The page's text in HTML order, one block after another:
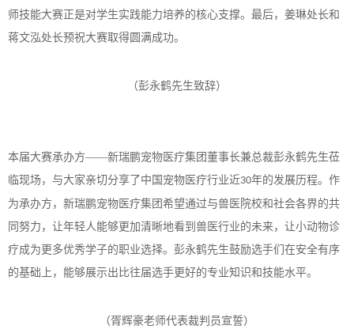
师技能大赛正是对学生实践能力培养的核心支撑。最后，姜琳处长和
蒋文泓处长预祝大赛取得圆满成功。
（彭永鹤先生致辞）
本届大赛承办方——新瑞鹏宠物医疗集团董事长兼总裁彭永鹤先生莅
临现场，与大家亲切分享了中国宠物医疗行业近30年的发展历程。作
为承办方，新瑞鹏宠物医疗集团希望通过与兽医院校和社会各界的共
同努力，让年轻人能够更加清晰地看到兽医行业的未来，让小动物诊
疗成为更多优秀学子的职业选择。彭永鹤先生鼓励选手们在安全有序
的基础上，能够展示出比往届选手更好的专业知识和技能水平。
（胥辉豪老师代表裁判员宣誓）